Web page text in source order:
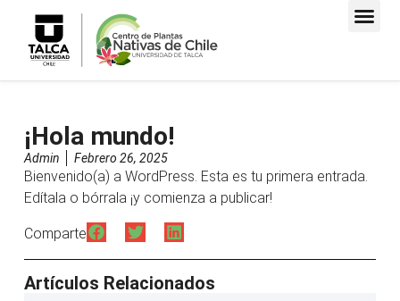
¡Hola mundo!
Admin Febrero 26, 2025
Bienvenido(a) a WordPress. Esta es tu primera entrada.
Edítala o bórrala ¡y comienza a publicar!
Comparte
Artículos Relacionados